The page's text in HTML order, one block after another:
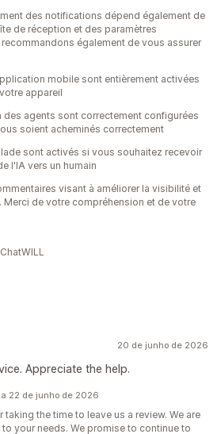
des notifications dépend également de
de réception et des paramètres
également de vous assurer
mobile sont entièrement activées
appareil
agents sont correctement configurées
soient acheminés correctement
sont activés si vous souhaitez recevoir
l'IA vers un humain
visant à améliorer la visibilité et
Merci de votre compréhension et de votre
20 de junho de 2026
Appreciate the help.
22 de junho de 2026
the time to leave us a review. We are
your needs. We promise to continue to